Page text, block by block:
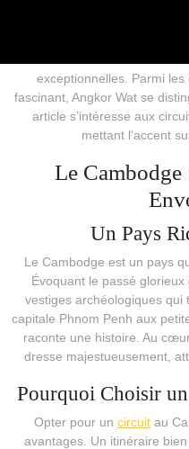
exceptionnelles. Parmi
fascinant, Angkor Wat se
article s’intéresse aux
mettant l’accent
Le
Un Pays
Le Cambodge est un pays
Évoquant le passé glorieux
vestiges archéologiques qui
capitale Phnom Penh aux
raconte une histoire. Au
dresse majestueusement,
Pourquoi Choisir
Opter pour un circuit au
avantages. Un itinéraire